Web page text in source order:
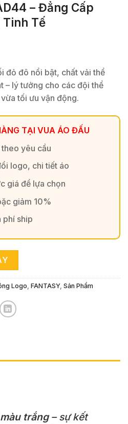
– Đẳng Cấp
Tinh Tế
đỏ đô nổi bật, chất vải thể
– lý tưởng cho các đội thể
tối ưu vận động.
TẠI VUA ÁO ĐẤU
yêu cầu
logo, chi tiết áo
giá để lựa chọn
giảm 10%
phí ship
Cấp Cùng Màu Trắng Tinh Tế
Logo, FANTASY, Sản Phẩm
trắng– sự kết